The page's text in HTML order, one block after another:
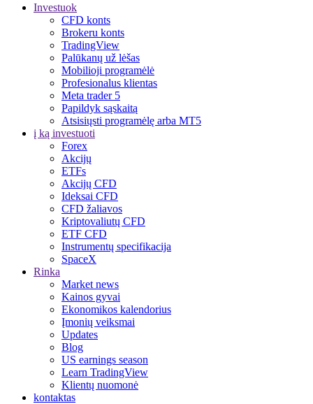
Investuok
CFD konts
Brokeru konts
TradingView
Palūkanų už lėšas
Mobilioji programėlė
Profesionalus klientas
Meta trader 5
Papildyk sąskaitą
Atsisiųsti programėlę arba MT5
į ką investuoti
Forex
Akcijų
ETFs
Akcijų CFD
Ideksai CFD
CFD žaliavos
Kriptovaliutų CFD
ETF CFD
Instrumentų specifikacija
SpaceX
Rinka
Market news
Kainos gyvai
Ekonomikos kalendorius
Įmonių veiksmai
Updates
Blog
US earnings season
Learn TradingView
Klientų nuomonė
kontaktas